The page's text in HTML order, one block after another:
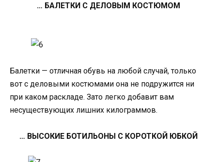
… БАЛЕТКИ С ДЕЛОВЫМ КОСТЮМОМ
Балетки — отличная обувь на любой случай, только
вот с деловыми костюмами она не подружится ни
при каком раскладе. Зато легко добавит вам
несуществующих лишних килограммов.
… ВЫСОКИЕ БОТИЛЬОНЫ С КОРОТКОЙ ЮБКОЙ